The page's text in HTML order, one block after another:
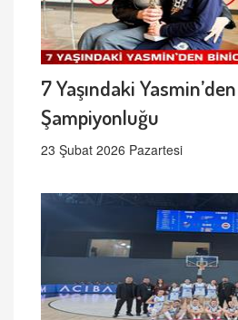
7 Yaşındaki
Şampiyonluğu
23 Şubat 2026 Pazartesi